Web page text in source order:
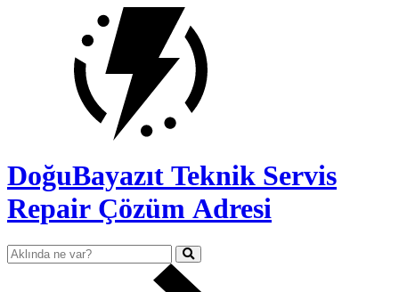
DoğuBayazıt Teknik Servis
Repair Çözüm Adresi